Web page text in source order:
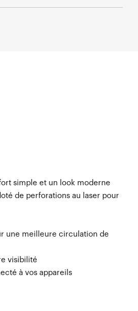
simple et un look moderne
de perforations au laser pour
une meilleure circulation de
visibilité
à vos appareils